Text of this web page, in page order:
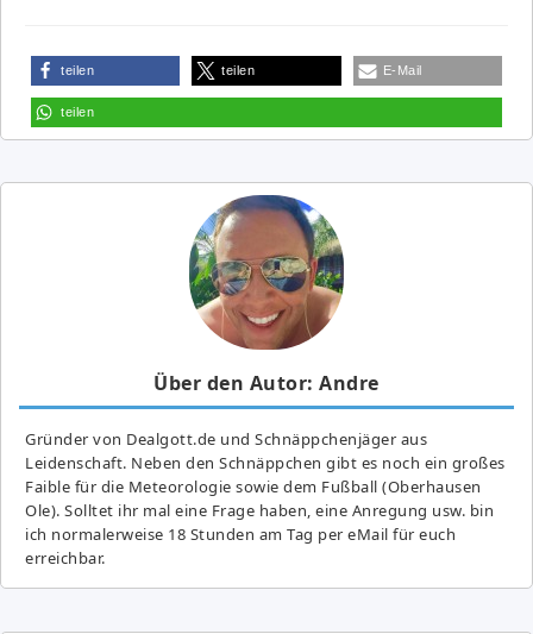
teilen teilen E-Mail
teilen
Über den Autor: Andre
Gründer von Dealgott.de und Schnäppchenjäger aus
Leidenschaft. Neben den Schnäppchen gibt es noch ein großes
Fai­ble für die Meteorologie sowie dem Fußball (Oberhausen
Ole). Solltet ihr mal eine Frage haben, eine Anregung usw. bin
ich normalerweise 18 Stunden am Tag per eMail für euch
erreichbar.